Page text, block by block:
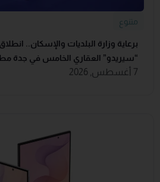
متنوع
برعاية وزارة البلديات والإسكان..
“سيريدو” العقاري الخامس في جدة
7 أغسطس, 2026